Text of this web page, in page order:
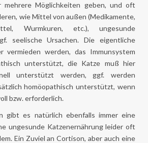
mehrere Möglichkeiten geben, und oft
wie Mittel von außen (Medikamente,
Wurmkuren, etc.), ungesunde
seelische Ursachen. Die eigentliche
vermieden werden, das Immunsystem
unterstützt, die Katze muß hier
unterstützt werden, ggf. werden
homöopathisch unterstützt, wenn
bzw. erforderlich.
gibt es natürlich ebenfalls immer eine
ungesunde Katzenernährung leider oft
Ein Zuviel an Cortison, aber auch eine